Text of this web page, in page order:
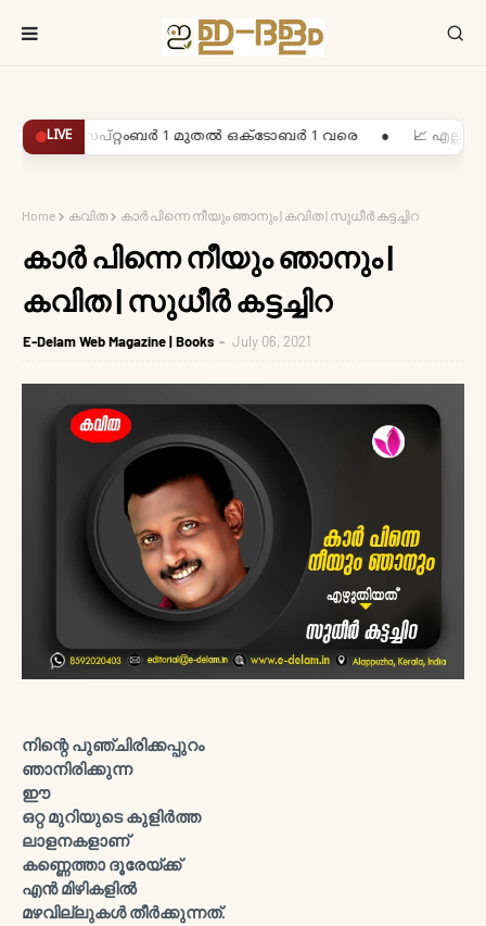
LIVE
സെപ്റ്റംബർ 1 മുതൽ ഒക്ടോബർ 1 വരെ ● 📈 എല്ലാ
Home കവിത കാര്‍ പിന്നെ നീയും ഞാനും | കവിത | സുധീര്‍ കട്ടച്ചിറ
കാര്‍ പിന്നെ നീയും ഞാനും |
കവിത | സുധീര്‍ കട്ടച്ചിറ
E-Delam Web Magazine | Books July 06, 2021
നിന്റെ പുഞ്ചിരിക്കപ്പുറം
ഞാനിരിക്കുന്ന
ഈ
ഒറ്റ മുറിയുടെ കുളിര്‍ത്ത
ലാളനകളാണ്
കണ്ണെത്താ ദൂരേയ്ക്ക്
എന്‍ മിഴികളില്‍
മഴവില്ലുകള്‍ തീര്‍ക്കുന്നത്.